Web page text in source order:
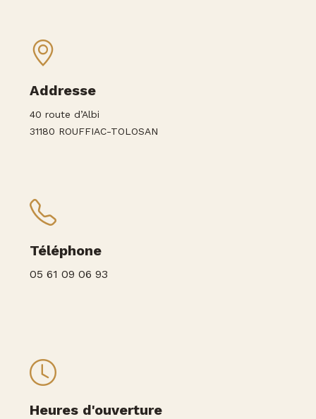
Addresse
40 route d’Albi
31180 ROUFFIAC-TOLOSAN
Téléphone
05 61 09 06 93
Heures d'ouverture